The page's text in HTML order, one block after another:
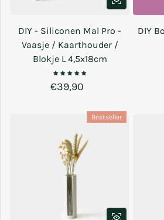
DIY - Siliconen Mal Pro -
Vaasje / Kaarthouder /
Blokje L 4,5x18cm
Normale prijs
€39,90
DIY
Bestseller